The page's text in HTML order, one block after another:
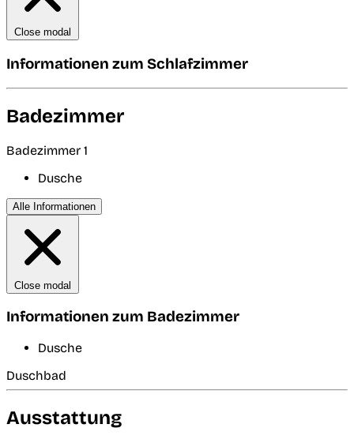
Close modal
Informationen zum Schlafzimmer
Badezimmer
Badezimmer 1
Dusche
Alle Informationen
Close modal
Informationen zum Badezimmer
Dusche
Duschbad
Ausstattung